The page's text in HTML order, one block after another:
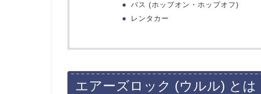
バス (ホップオン・ホップオフ)
レンタカー
エアーズロック (ウルル) とは